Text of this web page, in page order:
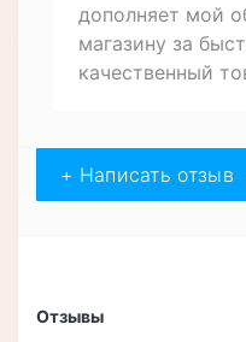
дополняет мой
магазину за
качественный
+ Написать отзыв
Отзывы